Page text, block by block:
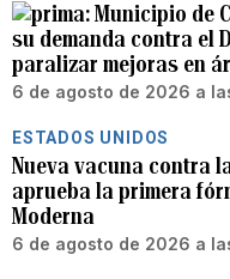
Municipio de
su demanda contra el
paralizar mejoras en
6 de agosto de 2026 a
ESTADOS UNIDOS
Nueva vacuna contra
aprueba la primera
Moderna
6 de agosto de 2026 a